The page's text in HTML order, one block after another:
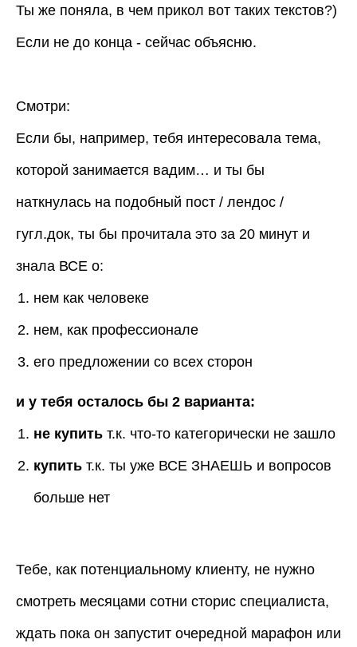
Ты же поняла, в чем прикол вот таких текстов?)
Если не до конца - сейчас объясню.
Смотри:
Если бы, например, тебя интересовала тема,
которой занимается вадим… и ты бы
наткнулась на подобный пост / лендос /
гугл.док, ты бы прочитала это за 20 минут и
знала ВСЕ о:
нем как человеке
нем, как профессионале
его предложении со всех сторон
и у тебя осталось бы 2 варианта:
не купить т.к. что-то категорически не зашло
купить т.к. ты уже ВСЕ ЗНАЕШЬ и вопросов
больше нет
Тебе, как потенциальному клиенту, не нужно
смотреть месяцами сотни сторис специалиста,
ждать пока он запустит очередной марафон или